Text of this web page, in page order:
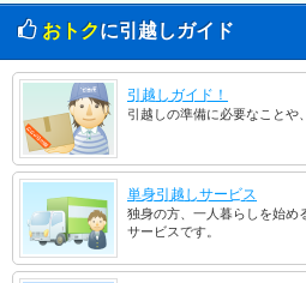
おトクに引越しガイド
引越しガイド！
引越しの準備に必要なことや
単身引越しサービス
独身の方、一人暮らしを始め
サービスです。